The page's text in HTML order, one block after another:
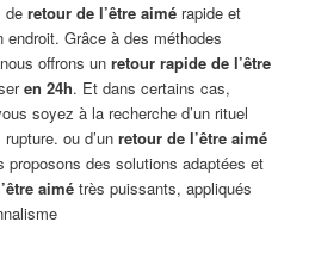
deretour de l’être aimé rapide et
Grâce à des méthodes
offrons unretour rapide de l’être
en 24h. Et dans certains cas,
soyez à la recherche d’un rituel
rupture. ou d’unretour de l’être aimé
proposons des solutions adaptées et
aimé très puissants, appliqués